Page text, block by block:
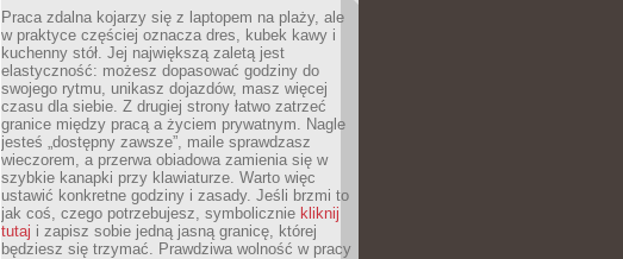
Praca zdalna kojarzy się z laptopem na plaży, ale
w praktyce częściej oznacza dres, kubek kawy i
kuchenny stół. Jej największą zaletą jest
elastyczność: możesz dopasować godziny do
swojego rytmu, unikasz dojazdów, masz więcej
czasu dla siebie. Z drugiej strony łatwo zatrzeć
granice między pracą a życiem prywatnym. Nagle
jesteś „dostępny zawsze”, maile sprawdzasz
wieczorem, a przerwa obiadowa zamienia się w
szybkie kanapki przy klawiaturze. Warto więc
ustawić konkretne godziny i zasady. Jeśli brzmi to
jak coś, czego potrzebujesz, symbolicznie kliknij
tutaj i zapisz sobie jedną jasną granicę, której
będziesz się trzymać. Prawdziwa wolność w pracy